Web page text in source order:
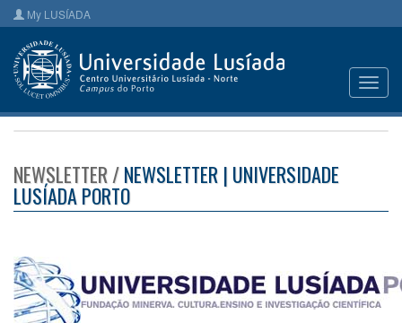
My LUSÍADA
NEWSLETTER /NEWSLETTER | UNIVERSIDADE
LUSÍADA PORTO